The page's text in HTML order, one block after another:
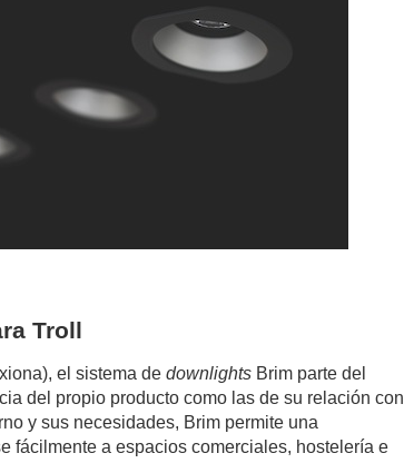
Troll
el sistema de downlightsBrim parte del
del propio producto como las de su relación con
y sus necesidades, Brim permite una
fácilmente a espacios comerciales, hostelería e